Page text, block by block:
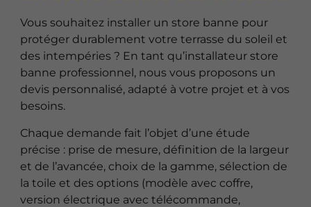
Vous souhaitez installer un store banne pour
protéger durablement votre terrasse du soleil et
des intempéries ? En tant qu’installateur store
banne professionnel, nous vous proposons un
devis personnalisé, adapté à votre projet et à vos
besoins.
Chaque demande fait l’objet d’une étude
précise : prise de mesure, définition de la largeur
et de l’avancée, choix de la gamme, sélection de
la toile et des options (modèle avec coffre,
version électrique avec télécommande,